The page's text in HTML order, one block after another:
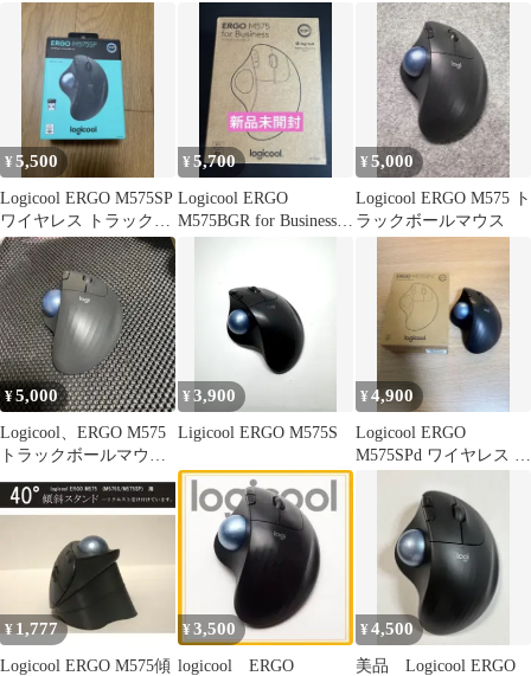
ルマウス
イヤレス トラックボー
¥5,500
Logicool ERGO M575SP
ワイヤレス トラックボ
ール
¥5,700
Logicool ERGO
M575BGR for Business
¥5,000
Logicool ERGO M575 ト
ラックボールマウス
¥5,000
Logicool、ERGO M575
トラックボールマウ
¥3,900
Ligicool ERGO M575S
¥4,900
Logicool ERGO
M575SPd ワイヤレス ト
¥ 1,777
Logicool ERGO M575傾
¥3,500
logicool ERGO
¥4,500
美品 Logicool ERGO